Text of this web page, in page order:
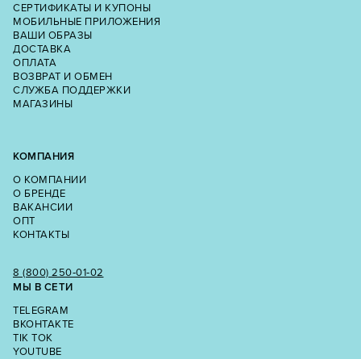
СЕРТИФИКАТЫ И КУПОНЫ
МОБИЛЬНЫЕ ПРИЛОЖЕНИЯ
ВАШИ ОБРАЗЫ
ДОСТАВКА
ОПЛАТА
ВОЗВРАТ И ОБМЕН
СЛУЖБА ПОДДЕРЖКИ
МАГАЗИНЫ
КОМПАНИЯ
О КОМПАНИИ
О БРЕНДЕ
ВАКАНСИИ
ОПТ
КОНТАКТЫ
8 (800) 250‑01‑02
МЫ В СЕТИ
TELEGRAM
ВКОНТАКТЕ
TIK TOK
YOUTUBE